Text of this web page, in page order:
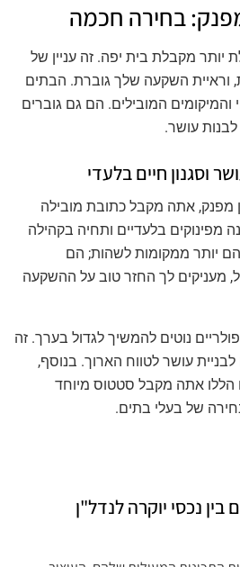
בחירה חכמה
יותר מקבלת בית יפה. זה עניין של
וראיית השקעה שלך גוברת. הבתים
והמיקומים המובילים. הם גם גוברים
עושר.
וסגנון חיים בלעדי
אתה מקבל כתובת מובילה
מפינוקים בלעדיים ותחיה בקהילה
יותר ממקומות לשהות; הם
מעניקים לך החזר טוב על ההשקעה
נוטים להמשיך לגדול בערך. זה
עושר לטווח הארוך. בנוסף,
אתה מקבל סטטוס מיוחד
של בעלי בתים.
נכסי יוקרה לנדל"ן